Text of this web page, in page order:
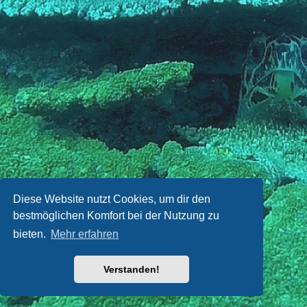
Diese Website nutzt Cookies, um dir den
bestmöglichen Komfort bei der Nutzung zu
bieten. Mehr erfahren
Verstanden!